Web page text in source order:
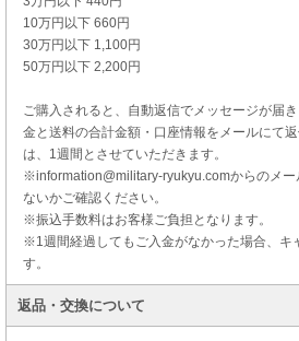
10万円以下 660円
30万円以下 1,100円
50万円以下 2,200円
ご購入されると、自動返信でメッセージが届
金と送料の合計金額・口座情報をメールにて
は、1週間とさせていただきます。
※information@military-ryukyu.comからのメー
ないかご確認ください。
※振込手数料はお客様ご負担となります。
※1週間経過してもご入金がなかった場合、キ
す。
返品・交換について